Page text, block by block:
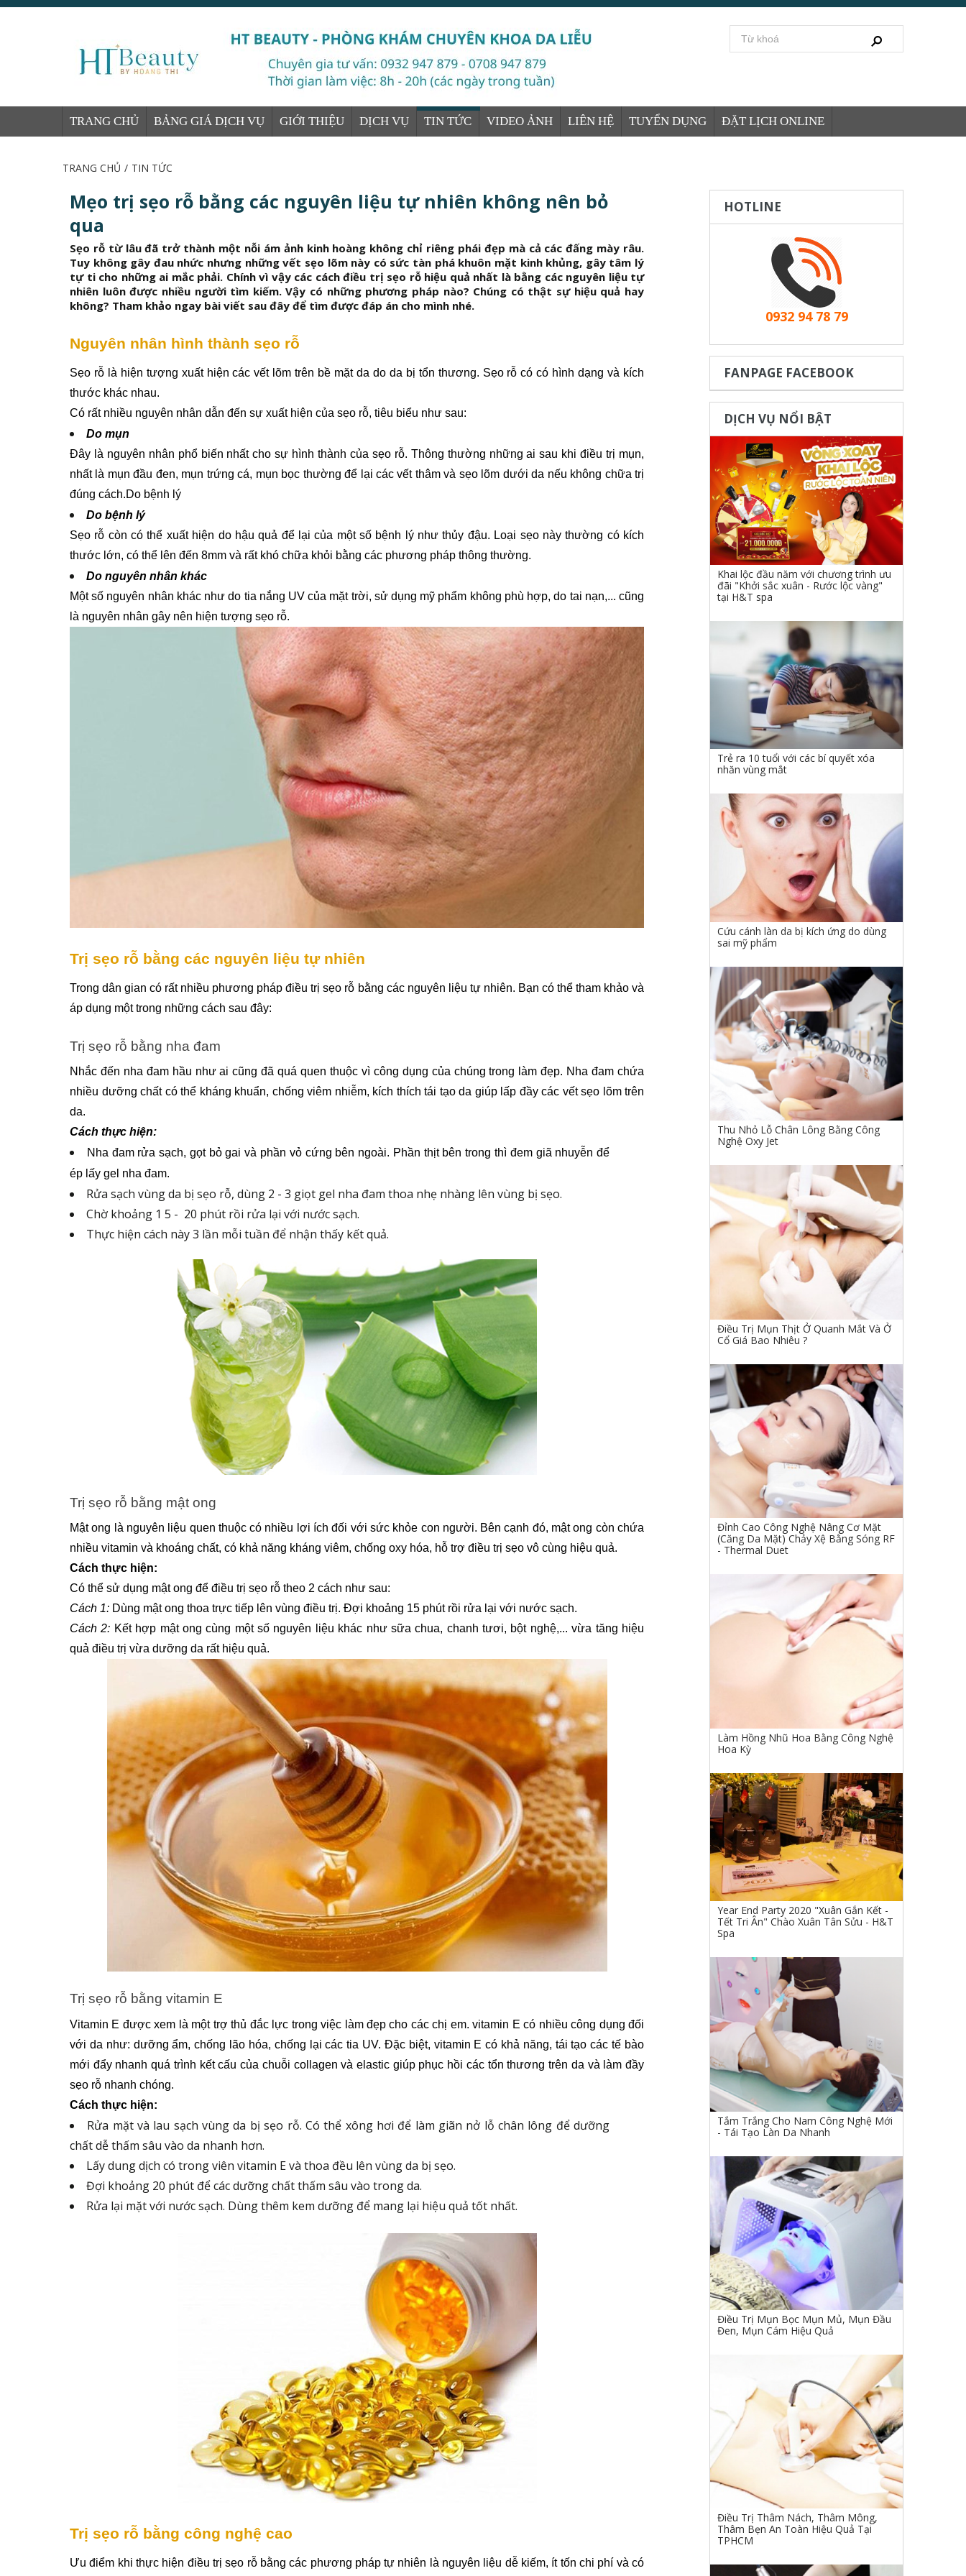
TRANG CHỦ BẢNG GIÁ DỊCH VỤ GIỚI THIỆU DỊCH VỤ TIN TỨC VIDEO ẢNH LIÊN HỆ TUYỂN DỤNG ĐẶT LỊCH ONLINE
TRANG CHỦ / TIN TỨC
Mẹo trị sẹo rỗ bằng các nguyên liệu tự nhiên không nên bỏ
qua
Sẹo rỗ từ lâu đã trở thành một nỗi ám ảnh kinh hoàng không chỉ riêng phái đẹp mà cả các đấng mày râu.
Tuy không gây đau nhức nhưng những vết sẹo lõm này có sức tàn phá khuôn mặt kinh khủng, gây tâm lý
tự ti cho những ai mắc phải. Chính vì vậy các cách điều trị sẹo rỗ hiệu quả nhất là bằng các nguyên liệu tự
nhiên luôn được nhiều người tìm kiếm. Vậy có những phương pháp nào? Chúng có thật sự hiệu quả hay
không? Tham khảo ngay bài viết sau đây để tìm được đáp án cho mình nhé.
Nguyên nhân hình thành sẹo rỗ
Sẹo rỗ là hiện tượng xuất hiện các vết lõm trên bề mặt da do da bị tổn thương. Sẹo rỗ có có hình dạng và kích
thước khác nhau.
Có rất nhiều nguyên nhân dẫn đến sự xuất hiện của sẹo rỗ, tiêu biểu như sau:
Do mụn
Đây là nguyên nhân phổ biến nhất cho sự hình thành của sẹo rỗ. Thông thường những ai sau khi điều trị mụn,
nhất là mụn đầu đen, mụn trứng cá, mụn bọc thường để lại các vết thâm và sẹo lõm dưới da nếu không chữa trị
đúng cách.Do bệnh lý
Do bệnh lý
Sẹo rỗ còn có thể xuất hiện do hậu quả để lại của một số bệnh lý như thủy đậu. Loại sẹo này thường có kích
thước lớn, có thể lên đến 8mm và rất khó chữa khỏi bằng các phương pháp thông thường.
Do nguyên nhân khác
Một số nguyên nhân khác như do tia nắng UV của mặt trời, sử dụng mỹ phẩm không phù hợp, do tai nạn,... cũng
là nguyên nhân gây nên hiện tượng sẹo rỗ.
Trị sẹo rỗ bằng các nguyên liệu tự nhiên
Trong dân gian có rất nhiều phương pháp điều trị sẹo rỗ bằng các nguyên liệu tự nhiên. Bạn có thể tham khảo và
áp dụng một trong những cách sau đây:
Trị sẹo rỗ bằng nha đam
Nhắc đến nha đam hầu như ai cũng đã quá quen thuộc vì công dụng của chúng trong làm đẹp. Nha đam chứa
nhiều dưỡng chất có thể kháng khuẩn, chống viêm nhiễm, kích thích tái tạo da giúp lấp đầy các vết sẹo lõm trên
da.
Cách thực hiện:
Nha đam rửa sạch, gọt bỏ gai và phần vỏ cứng bên ngoài. Phần thịt bên trong thì đem giã nhuyễn để
ép lấy gel nha đam.
Rửa sạch vùng da bị sẹo rỗ, dùng 2 - 3 giọt gel nha đam thoa nhẹ nhàng lên vùng bị sẹo.
Chờ khoảng 1 5 -  20 phút rồi rửa lại với nước sạch.
Thực hiện cách này 3 lần mỗi tuần để nhận thấy kết quả.
Trị sẹo rỗ bằng mật ong
Mật ong là nguyên liệu quen thuộc có nhiều lợi ích đối với sức khỏe con người. Bên cạnh đó, mật ong còn chứa
nhiều vitamin và khoáng chất, có khả năng kháng viêm, chống oxy hóa, hỗ trợ điều trị sẹo vô cùng hiệu quả.
Cách thực hiện:
Có thể sử dụng mật ong để điều trị sẹo rỗ theo 2 cách như sau:
Cách 1: Dùng mật ong thoa trực tiếp lên vùng điều trị. Đợi khoảng 15 phút rồi rửa lại với nước sạch.
Cách 2: Kết hợp mật ong cùng một số nguyên liệu khác như sữa chua, chanh tươi, bột nghệ,... vừa tăng hiệu
quả điều trị vừa dưỡng da rất hiệu quả.
Trị sẹo rỗ bằng vitamin E
Vitamin E được xem là một trợ thủ đắc lực trong việc làm đẹp cho các chị em. vitamin E có nhiều công dụng đối
với da như: dưỡng ẩm, chống lão hóa, chống lại các tia UV. Đặc biệt, vitamin E có khả năng, tái tạo các tế bào
mới đẩy nhanh quá trình kết cấu của chuỗi collagen và elastic giúp phục hồi các tổn thương trên da và làm đầy
sẹo rỗ nhanh chóng.
Cách thực hiện:
Rửa mặt và lau sạch vùng da bị sẹo rỗ. Có thể xông hơi để làm giãn nở lỗ chân lông để dưỡng
chất dễ thấm sâu vào da nhanh hơn.
Lấy dung dịch có trong viên vitamin E và thoa đều lên vùng da bị sẹo.
Đợi khoảng 20 phút để các dưỡng chất thấm sâu vào trong da.
Rửa lại mặt với nước sạch. Dùng thêm kem dưỡng để mang lại hiệu quả tốt nhất.
Trị sẹo rỗ bằng công nghệ cao
Ưu điểm khi thực hiện điều trị sẹo rỗ bằng các phương pháp tự nhiên là nguyên liệu dễ kiếm, ít tốn chi phí và có
HOTLINE
0932 94 78 79
FANPAGE FACEBOOK
DỊCH VỤ NỔI BẬT
Khai lộc đầu năm với chương trình ưu
đãi "Khởi sắc xuân - Rước lộc vàng"
tại H&T spa
Trẻ ra 10 tuổi với các bí quyết xóa
nhăn vùng mắt
Cứu cánh làn da bị kích ứng do dùng
sai mỹ phẩm
Thu Nhỏ Lỗ Chân Lông Bằng Công
Nghệ Oxy Jet
Điều Trị Mụn Thịt Ở Quanh Mắt Và Ở
Cổ Giá Bao Nhiêu ?
Đỉnh Cao Công Nghệ Nâng Cơ Mặt
(Căng Da Mặt) Chảy Xệ Bằng Sóng RF
- Thermal Duet
Làm Hồng Nhũ Hoa Bằng Công Nghệ
Hoa Kỳ
Year End Party 2020 "Xuân Gắn Kết -
Tết Tri Ân" Chào Xuân Tân Sửu - H&T
Spa
Tắm Trắng Cho Nam Công Nghệ Mới
- Tái Tạo Làn Da Nhanh
Điều Trị Mụn Bọc Mụn Mủ, Mụn Đầu
Đen, Mụn Cám Hiệu Quả
Điều Trị Thâm Nách, Thâm Mông,
Thâm Bẹn An Toàn Hiệu Quả Tại
TPHCM